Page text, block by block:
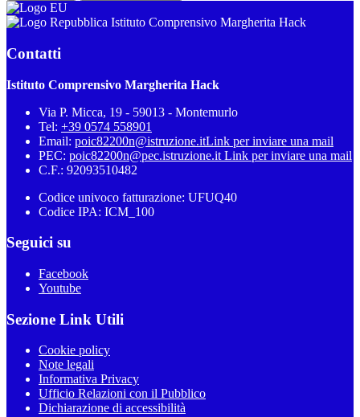
Istituto Comprensivo Margherita Hack
Contatti
Istituto Comprensivo Margherita Hack
Via P. Micca, 19 - 59013 - Montemurlo
Tel: +39 0574 558901
Email: poic82200n@istruzione.itLink per inviare una mail
PEC: poic82200n@pec.istruzione.it Link per inviare una mail
C.F.: 92093510482
Codice univoco fatturazione: UFUQ40
Codice IPA: ICM_100
Seguici su
Facebook
Youtube
Sezione Link Utili
Cookie policy
Note legali
Informativa Privacy
Ufficio Relazioni con il Pubblico
Dichiarazione di accessibilità